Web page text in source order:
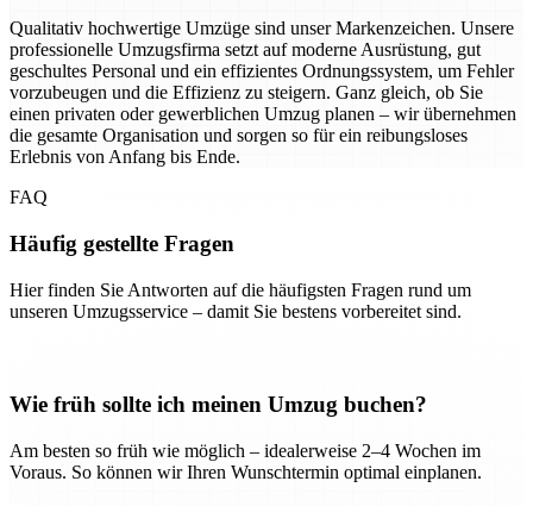
Qualitativ hochwertige Umzüge sind unser Markenzeichen. Unsere
professionelle Umzugsfirma setzt auf moderne Ausrüstung, gut
geschultes Personal und ein effizientes Ordnungssystem, um Fehler
vorzubeugen und die Effizienz zu steigern. Ganz gleich, ob Sie
einen privaten oder gewerblichen Umzug planen – wir übernehmen
die gesamte Organisation und sorgen so für ein reibungsloses
Erlebnis von Anfang bis Ende.
FAQ
Häufig gestellte Fragen
Hier finden Sie Antworten auf die häufigsten Fragen rund um
unseren Umzugsservice – damit Sie bestens vorbereitet sind.
Wie früh sollte ich meinen Umzug buchen?
Am besten so früh wie möglich – idealerweise 2–4 Wochen im
Voraus. So können wir Ihren Wunschtermin optimal einplanen.